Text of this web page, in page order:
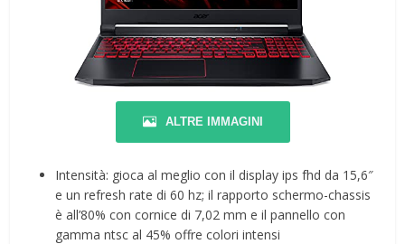
ALTRE IMMAGINI
Intensità: gioca al meglio con il display ips fhd da 15,6″
e un refresh rate di 60 hz; il rapporto schermo-chassis
è all’80% con cornice di 7,02 mm e il pannello con
gamma ntsc al 45% offre colori intensi